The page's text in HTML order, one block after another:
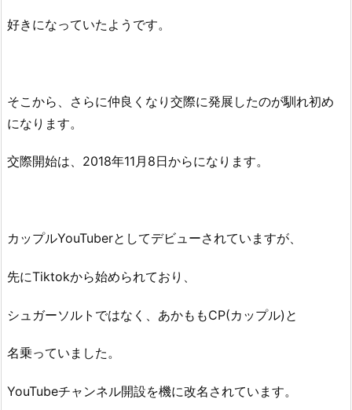
好きになっていたようです。
そこから、さらに仲良くなり交際に発展したのが馴れ初め
になります。
交際開始は、2018年11月8日からになります。
カップルYouTuberとしてデビューされていますが、
先にTiktokから始められており、
シュガーソルトではなく、あかももCP(カップル)と
名乗っていました。
YouTubeチャンネル開設を機に改名されています。